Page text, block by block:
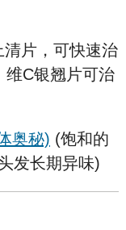
片，可快速治
维C银翘片可治
奥秘) (饱和的
发长期异味)